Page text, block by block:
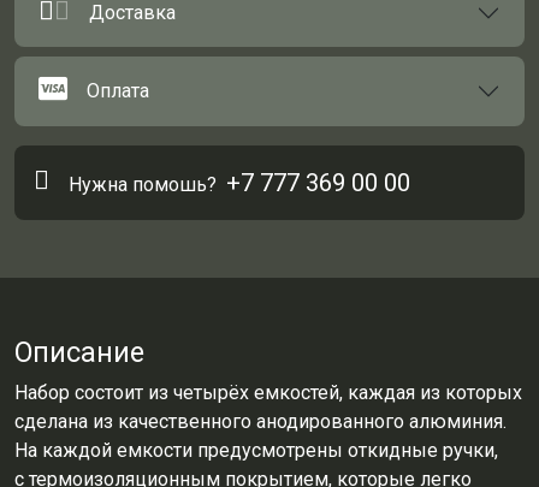
Доставка
Оплата
Нужна помошь? +7 777 369 00 00
Описание
Набор состоит из четырёх емкостей, каждая из которых
сделана из качественного анодированного алюминия.
На каждой емкости предусмотрены откидные ручки,
с термоизоляционным покрытием, которые легко